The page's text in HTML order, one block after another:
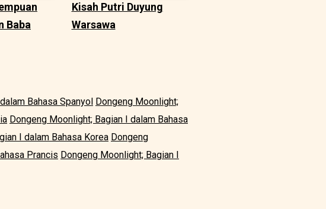
Baba
Kisah Putri Duyung
Warsawa
Bahasa Spanyol Dongeng Moonlight;
Dongeng Moonlight; Bagian I dalam Bahasa
I dalam Bahasa Korea Dongeng
Prancis Dongeng Moonlight; Bagian I